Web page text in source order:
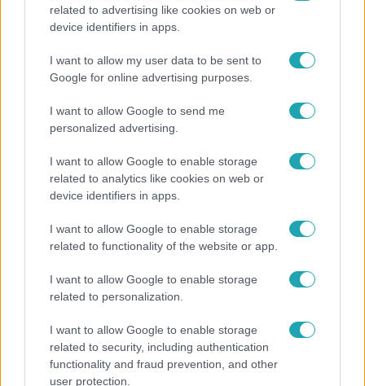
related to advertising like cookies on web or
device identifiers in apps.
I want to allow my user data to be sent to
Google for online advertising purposes.
I want to allow Google to send me
personalized advertising.
I want to allow Google to enable storage
related to analytics like cookies on web or
device identifiers in apps.
I want to allow Google to enable storage
related to functionality of the website or app.
I want to allow Google to enable storage
related to personalization.
I want to allow Google to enable storage
related to security, including authentication
functionality and fraud prevention, and other
user protection.
Életveszélyes fenyegetést kapott Majka, elmarad
a sepsiszentgyörgyi koncertje
Életmód
Ezt sokan nem tudják: Ennyibe kerül valójában, ha
egész nap megy a klíma